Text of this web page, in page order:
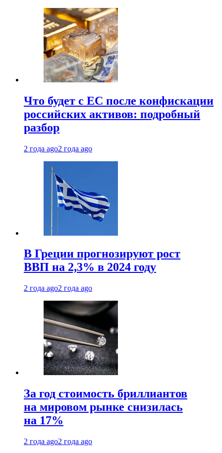
Что будет с ЕС после конфискации
российских активов: подробный
разбор
2 года ago2 года ago
В Греции прогнозируют рост
ВВП на 2,3% в 2024 году
2 года ago2 года ago
За год стоимость бриллиантов
на мировом рынке снизилась
на 17%
2 года ago2 года ago